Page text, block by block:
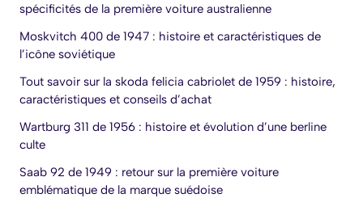
spécificités de la première voiture australienne
Moskvitch 400 de 1947 : histoire et caractéristiques de
l’icône soviétique
Tout savoir sur la skoda felicia cabriolet de 1959 : histoire,
caractéristiques et conseils d’achat
Wartburg 311 de 1956 : histoire et évolution d’une berline
culte
Saab 92 de 1949 : retour sur la première voiture
emblématique de la marque suédoise